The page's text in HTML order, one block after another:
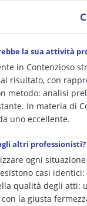
la sua attività
in Contenzioso
risultato, con
metodo: analisi
In materia di
uno eccellente.
altri professionisti?
ogni
casi
qualità degli atti:
la giusta